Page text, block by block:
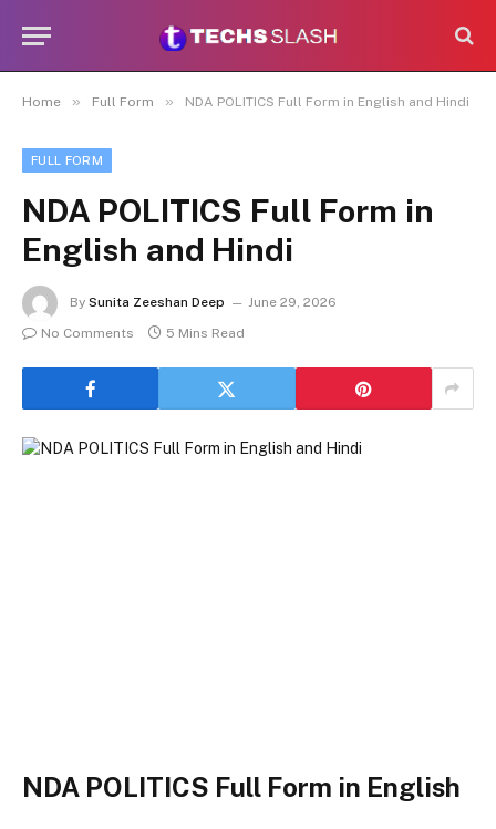
Home » Full Form » NDA POLITICS Full Form in English and Hindi
FULL FORM
NDA POLITICS Full Form in
English and Hindi
By Sunita Zeeshan Deep
June 29, 2026
No Comments
5 Mins Read
NDA POLITICS Full Form in English